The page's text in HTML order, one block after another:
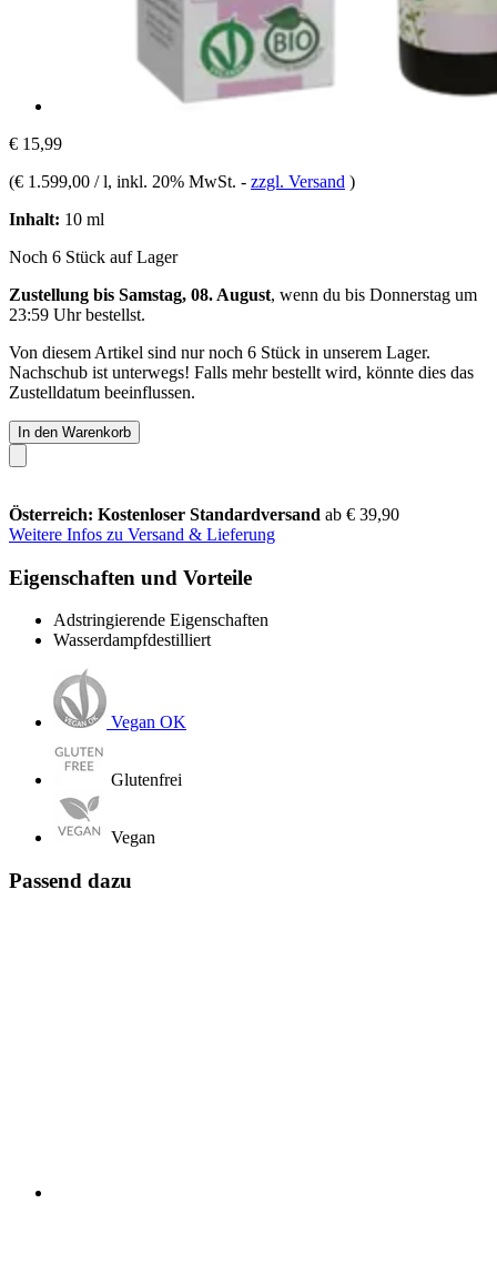
€ 15,99
(€ 1.599,00 / l, inkl. 20% MwSt. - zzgl. Versand )
Inhalt: 10 ml
Noch 6 Stück auf Lager
Zustellung bis Samstag, 08. August, wenn du bis Donnerstag um
23:59 Uhrbestellst.
Von diesem Artikel sind nur noch 6 Stück in unserem Lager.
Nachschub ist unterwegs! Falls mehr bestellt wird, könnte dies das
Zustelldatum beeinflussen.
In den Warenkorb
Österreich: Kostenloser Standardversand ab € 39,90
Weitere Infos zu Versand & Lieferung
Eigenschaften und Vorteile
Adstringierende Eigenschaften
Wasserdampfdestilliert
Vegan OK
Glutenfrei
Vegan
Passend dazu